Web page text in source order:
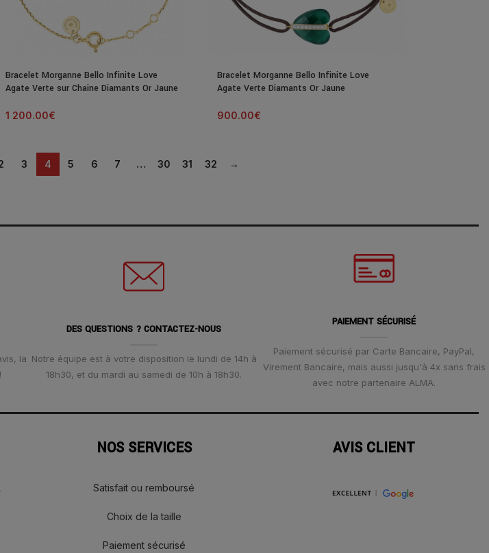
Bracelet Morganne Bello Infinite Love
Agate Verte sur Chaine Diamants Or Jaune
1 200.00€
Bracelet Morganne Bello Infinite Love
Agate Verte Diamants Or Jaune
900.00€
3 4 5 6 7 … 30 31 32 →
la
DES QUESTIONS ? CONTACTEZ-NOUS
Notre équipe est à votre disposition le lundi de 14h à
18h30, et du mardi au samedi de 10h à 18h30.
PAIEMENT SÉCURISÉ
Paiement sécurisé par Carte Bancaire, PayPal,
Virement Bancaire, mais aussi jusqu'à 4x sans frais
avec notre partenaire ALMA.
NOS SERVICES
Satisfait ou remboursé
Choix de la taille
Paiement sécurisé
AVIS CLIENT